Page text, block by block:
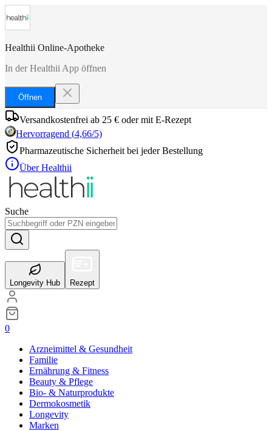
Healthii Online-Apotheke
In der Healthii App öffnen
Öffnen
Versandkostenfrei ab 25 € oder mit E-Rezept
Hervorragend (4,66/5)
Pharmazeutische Sicherheit bei jeder Bestellung
Über Healthii
Suche
Longevity Hub Rezept
0
Arzneimittel & Gesundheit
Familie
Ernährung & Fitness
Beauty & Pflege
Bio- & Naturprodukte
Dermokosmetik
Longevity
Marken